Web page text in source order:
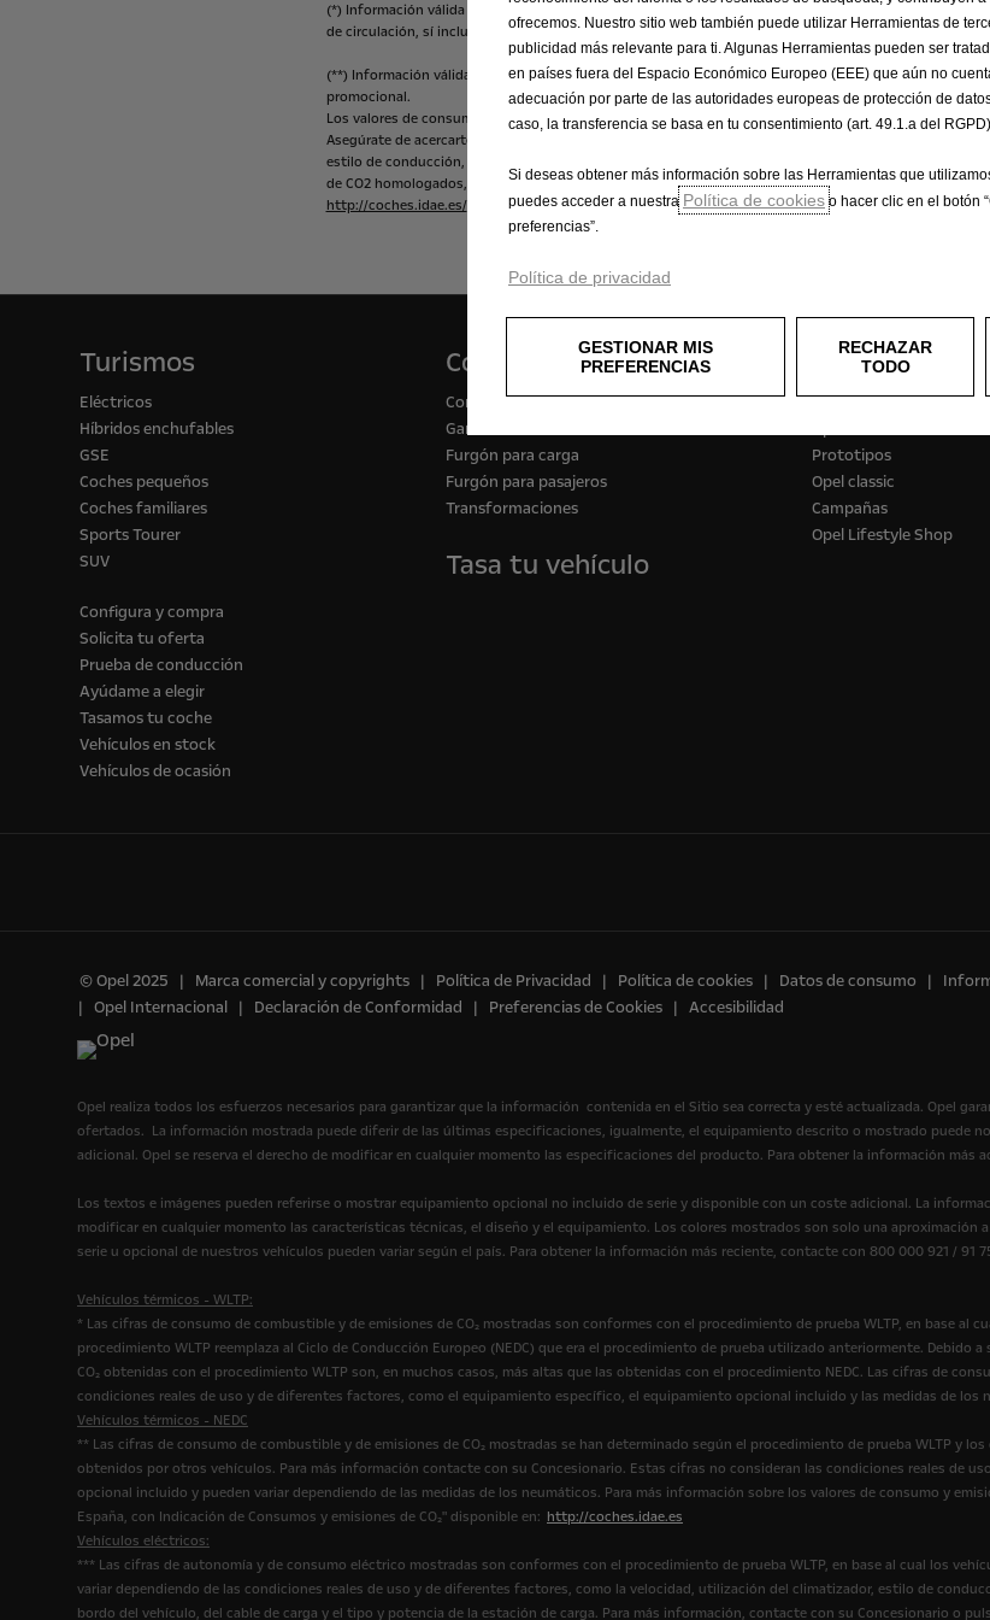
(*) Información válida consumidoras); incluye
de circulación, sí incluye impuestos no municipales, transporte y en su caso, kit de accesorios
(**) Información válida autónomos y empresas (no consumidores); no incluye gastos de
promocional.
Los valores de consumo combustible y emisiones de CO2 se determinan en función de una nueva
Asegúrate de acercarte
estilo de conducción,
de CO2 homologados, consulte la “Guía de Vehículos Turismo de Venta en España, con Indicación de
http://coches.idae.es/
Turismos
Eléctricos
Híbridos enchufables
GSE
Coches pequeños
Coches familiares
Sports Tourer
SUV
Configura y compra
Solicita tu oferta
Prueba de conducción
Ayúdame a elegir
Tasamos tu coche
Vehículos en stock
Vehículos de ocasión
Comerciales
Configurador
Gama de vehículos comerciales
Furgón para carga
Furgón para pasajeros
Transformaciones
Tasa tu vehículo
Experiencia
e-Movilidad
Prototipos
Opel classic
Campañas
Opel Lifestyle Shop
© Opel 2025 Marca comercial y copyrights Política de Privacidad Política de cookies Datos de consumo
Opel Internacional
Declaración de Conformidad Preferencias de Cookies Accesibilidad
Opel realiza todos los esfuerzos necesarios para garantizar que la información contenida en el Sitio sea correcta y esté actualizada. Opel
ofertados. La información mostrada puede diferir de las últimas especificaciones, igualmente, el equipamiento descrito o mostrado puede
adicional. Opel se reserva el derecho de modificar en cualquier momento las especificaciones del producto. Para obtener la información más
Los textos e imágenes pueden referirse o mostrar equipamiento opcional no incluido de serie y disponible con un coste adicional. La
modificar en cualquier momento las características técnicas, el diseño y el equipamiento. Los colores mostrados son solo una
serie u opcional de nuestros vehículos pueden variar según el país. Para obtener la información más reciente, contacte con 800 000 921 / 91
Vehículos térmicos - WLTP:
* Las cifras de consumo de combustible y de emisiones de CO₂ mostradas son conformes con el procedimiento de prueba WLTP, en base al
procedimiento WLTP reemplaza al Ciclo de Conducción Europeo (NEDC) que era el procedimiento de prueba utilizado anteriormente.
CO₂ obtenidas con el procedimiento WLTP son, en muchos casos, más altas que las obtenidas con el procedimiento NEDC. Las cifras de
condiciones reales de uso y de diferentes factores, como el equipamiento específico, el equipamiento opcional incluido y las medidas de
Vehículos térmicos - NEDC
** Las cifras de consumo de combustible y de emisiones de CO₂ mostradas se han determinado según el procedimiento de prueba WLTP y
obtenidos por otros vehículos. Para más información contacte con su Concesionario. Estas cifras no consideran las condiciones reales de
opcional incluido y pueden variar dependiendo de las medidas de los neumáticos. Para más información sobre los valores de consumo y
España, con Indicación de Consumos y emisiones de CO₂" disponible en: http://coches.idae.es
Vehículos eléctricos:
*** Las cifras de autonomía y de consumo eléctrico mostradas son conformes con el procedimiento de prueba WLTP, en base al cual los
variar dependiendo de las condiciones reales de uso y de diferentes factores, como la velocidad, utilización del climatizador, estilo de
bordo del vehículo, del cable de carga y el tipo y potencia de la estación de carga. Para más información, contacte con su Concesionario o
ofrecemos. Nuestro sitio web también puede utilizar Herramientas de
publicidad más relevante para ti. Algunas Herramientas pueden ser
en países fuera del Espacio Económico Europeo (EEE) que aún no
adecuación por parte de las autoridades europeas de protección de
caso, la transferencia se basa en tu consentimiento (art. 49.1.a del RGPD).
Si deseas obtener más información sobre las Herramientas que
puedes acceder a nuestra Política de cookies o hacer clic en el botón
preferencias”.
Política de privacidad
GESTIONAR MIS
PREFERENCIAS
RECHAZAR
TODO